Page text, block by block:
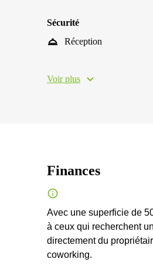
Sécurité
Réception
Voir plus
Finances
Avec une superficie de
à ceux qui recherchent
directement du
coworking.